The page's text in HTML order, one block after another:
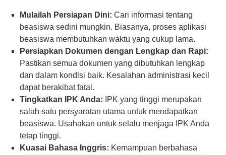
Mulailah Persiapan Dini: Cari informasi tentang
beasiswa sedini mungkin. Biasanya, proses aplikasi
beasiswa membutuhkan waktu yang cukup lama.
Persiapkan Dokumen dengan Lengkap dan Rapi:
Pastikan semua dokumen yang dibutuhkan lengkap
dan dalam kondisi baik. Kesalahan administrasi kecil
dapat berakibat fatal.
Tingkatkan IPK Anda: IPK yang tinggi merupakan
salah satu persyaratan utama untuk mendapatkan
beasiswa. Usahakan untuk selalu menjaga IPK Anda
tetap tinggi.
Kuasai Bahasa Inggris: Kemampuan berbahasa